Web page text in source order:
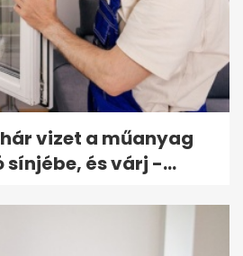
vizet a műanyag
sínjébe, és várj -...